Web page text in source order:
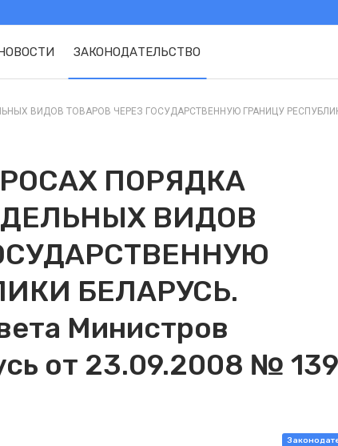
ЗАКОНОДАТЕЛЬСТВО
ВИДОВ ТОВАРОВ ЧЕРЕЗ ГОСУДАРСТВЕННУЮ ГРАНИЦУ РЕСПУБЛИКИ
ПОРЯДКА
ВИДОВ
БЕЛАРУСЬ.
Министров
от 23.09.2008 №